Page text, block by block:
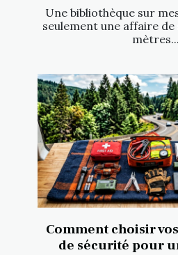
Une bibliothèque sur
seulement une affaire de
mètres...
Comment choisir
de sécurité pour